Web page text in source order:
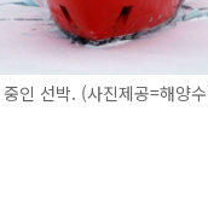
인 선박. (사진제공=해양